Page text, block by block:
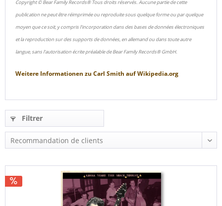
Copyright © Bear Family Records® Tous droits réservés. Aucune partie de cette
publication ne peut être réimprimée ou reproduite sous quelque forme ou par quelque
moyen que ce soit, y compris l'incorporation dans des bases de données électroniques
et la reproduction sur des supports de données, en allemand ou dans toute autre
langue, sans l'autorisation écrite préalable de Bear Family Records® GmbH.
Weitere Informationen zu Carl Smith aufWikipedia.org
Filtrer